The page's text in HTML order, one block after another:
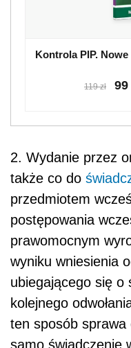
Kontrola PIP.
119 zł 99
2. Wydanie przez
także co do
przedmiotem
postępowania
prawomocnym
wyniku wniesienia
ubiegającego się o
kolej­nego
ten sposób
samo świadczenie